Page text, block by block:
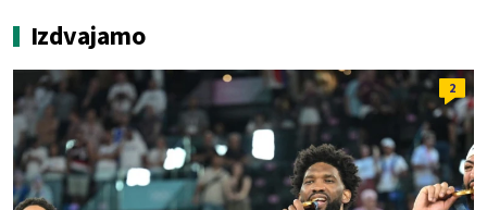
Izdvajamo
2